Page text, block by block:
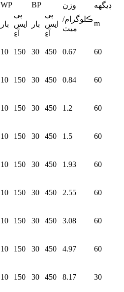
WP BP وزن ڊيگهه
بار
پي
ايس
آءِ
بار
پي
ايس
آءِ
ڪلوگرام/
ميٽ
m
10 150 30 450 0.67 60
10 150 30 450 0.84 60
10 150 30 450 1.2 60
10 150 30 450 1.5 60
10 150 30 450 1.93 60
10 150 30 450 2.55 60
10 150 30 450 3.08 60
10 150 30 450 4.97 60
10 150 30 450 8.17 30